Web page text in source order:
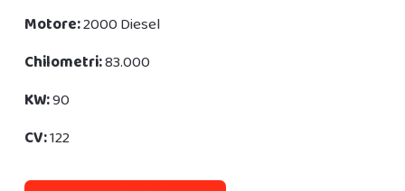
Motore:2000 Diesel
Chilometri:83.000
KW:90
CV:122